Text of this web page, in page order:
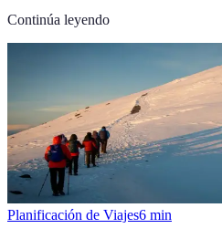
Continúa leyendo
Planificación de Viajes6 min